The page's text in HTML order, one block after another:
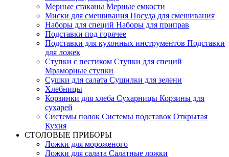
Мерные стаканы Мерные емкости
Миски для смешивания Посуда для смешивания
Наборы для специй Наборы для приправ
Подставки под горячее
Подставки для кухонных инструментов Подставки
для ложек
Ступки c пестиком Ступки для специй
Мраморные ступки
Сушки для салата Сушилки для зелени
Хлебницы
Корзинки для хлеба Сухарницы Корзины для
сухарей
Системы полок Системы подставок Открытая
Кухня
СТОЛОВЫЕ ПРИБОРЫ
Ложки для мороженого
Ложки для салата Салатные ложки